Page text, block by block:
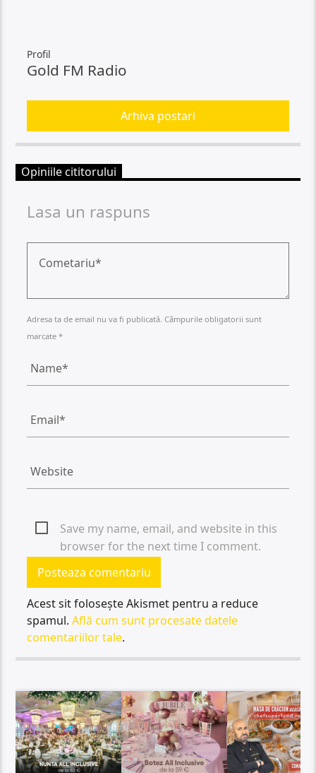
Profil
Gold FM Radio
Arhiva postari
Opiniile cititorului
Lasa un raspuns
Adresa ta de email nu va fi publicată. Câmpurile obligatorii sunt
marcate *
Save my name, email, and website in this
browser for the next time I comment.
Acest sit folosește Akismet pentru a reduce
spamul.Află cum sunt procesate datele
comentariilor tale.